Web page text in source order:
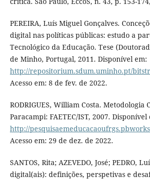
PEREIRA, Luís Miguel Gonçalves.
digital nas políticas públicas: estudo a
Tecnológico da Educação. Tese
de Minho, Portugal, 2011. Disponível em:
http://repositorium.sdum.uminho.pt/
Acesso em: 8 de fev. de 2022.
RODRIGUES, William Costa. Metodologia
Paracampi: FAETEC/IST, 2007. Disponível
http://
Acesso em: 29 de dez. de 2022.
SANTOS, Rita; AZEVEDO, José; PEDRO,
digital(ais): definições, perspetivas e